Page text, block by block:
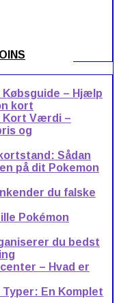
Købsguide – Hjælp
kort
Kort Værdi –
og
Sådan
på dit Pokemon
du falske
Pokémon
du bedst
– Hvad er
Typer: En Komplet